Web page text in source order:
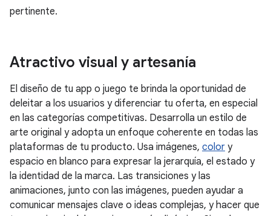
pertinente.
Atractivo visual y artesanía
El diseño de tu app o juego te brinda la oportunidad de
deleitar a los usuarios y diferenciar tu oferta, en especial
en las categorías competitivas. Desarrolla un estilo de
arte original y adopta un enfoque coherente en todas las
plataformas de tu producto. Usa imágenes, color y
espacio en blanco para expresar la jerarquía, el estado y
la identidad de la marca. Las transiciones y las
animaciones, junto con las imágenes, pueden ayudar a
comunicar mensajes clave o ideas complejas, y hacer que